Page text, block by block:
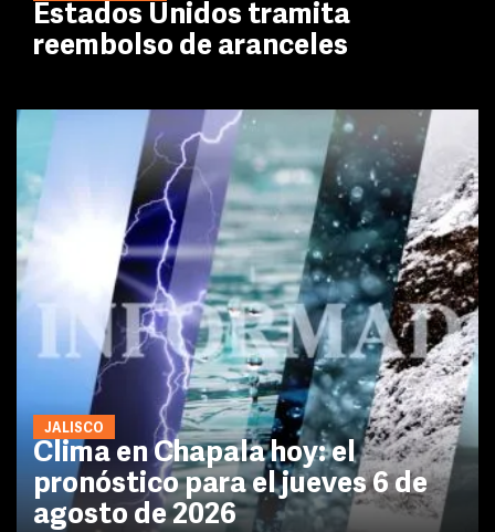
Estados Unidos tramita
reembolso de aranceles
JALISCO
Clima en Chapala hoy: el
pronóstico para el jueves 6 de
agosto de 2026